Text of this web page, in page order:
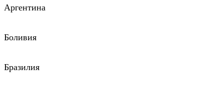
Аргентина
Боливия
Бразилия